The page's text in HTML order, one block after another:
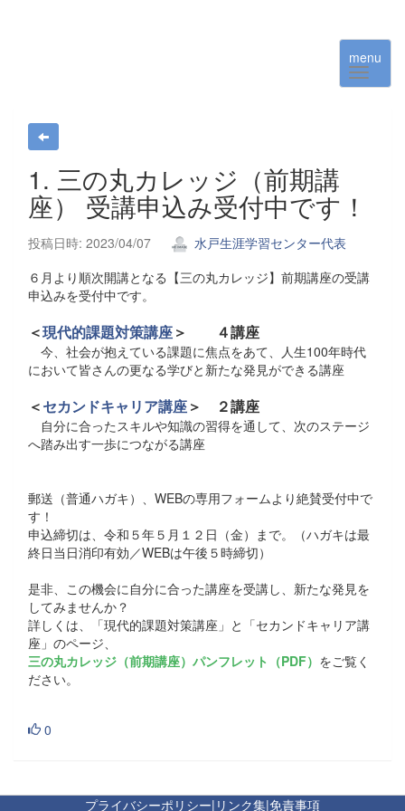
menu
1. 三の丸カレッジ（前期講
座） 受講申込み受付中です！
投稿日時: 2023/04/07
水戸生涯学習センター代表
６月より順次開講となる【三の丸カレッジ】前期講座の受講
申込みを受付中です。
＜現代的課題対策講座＞ ４講座
今、社会が抱えている課題に焦点をあて、人生100年時代
において皆さんの更なる学びと新たな発見ができる講座
＜セカンドキャリア講座＞ ２講座
自分に合ったスキルや知識の習得を通して、次のステージ
へ踏み出す一歩につながる講座
郵送（普通ハガキ）、WEBの専用フォームより絶賛受付中で
す！
申込締切は、令和５年５月１２日（金）まで。（ハガキは最
終日当日消印有効／WEBは午後５時締切）
是非、この機会に自分に合った講座を受講し、新たな発見を
してみませんか？
詳しくは、「現代的課題対策講座」と「セカンドキャリア講
座」のページ、
三の丸カレッジ（前期講座）パンフレット（PDF） をご覧く
ださい。
0
プライバシーポリシー| リンク集|免責事項